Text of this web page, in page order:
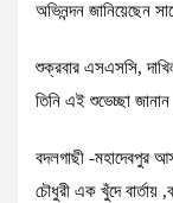
অভিনন্দন জানিয়েছেন
শুক্রবার এসএসসি,
তিনি এই শুভেচ্ছা
বদলগাছী -মহাদেবপুর
চৌধুরী এক খুঁদে বার্তায়